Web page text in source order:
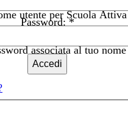
utente per Scuola
Password:*
associata al tuo